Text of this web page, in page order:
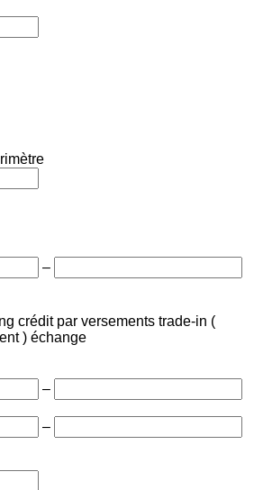
–
crédit par versements trade-in (
) échange
–
–